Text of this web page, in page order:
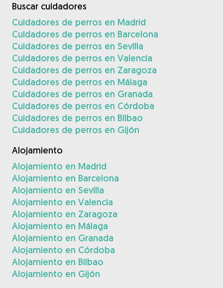
Buscar cuidadores
Cuidadores de perros en Madrid
Cuidadores de perros en Barcelona
Cuidadores de perros en Sevilla
Cuidadores de perros en Valencia
Cuidadores de perros en Zaragoza
Cuidadores de perros en Málaga
Cuidadores de perros en Granada
Cuidadores de perros en Córdoba
Cuidadores de perros en Bilbao
Cuidadores de perros en Gijón
Alojamiento
Alojamiento en Madrid
Alojamiento en Barcelona
Alojamiento en Sevilla
Alojamiento en Valencia
Alojamiento en Zaragoza
Alojamiento en Málaga
Alojamiento en Granada
Alojamiento en Córdoba
Alojamiento en Bilbao
Alojamiento en Gijón